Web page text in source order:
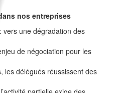
nos entreprises
vers une dégradation des
de négociation pour les
les délégués réussissent des